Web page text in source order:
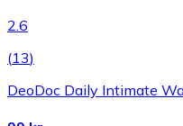
2.6
(13)
DeoDoc Daily Intimate